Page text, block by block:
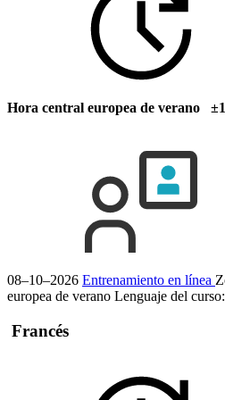
Hora central europea de verano
08–10–2026 Entrenamiento en línea
europea de verano Lenguaje del curso:
Francés